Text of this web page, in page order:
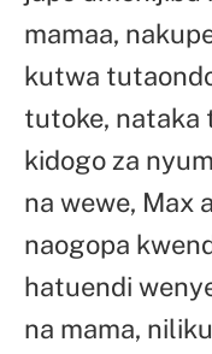
mamaa,
kutwa
tutoke, nataka
kidogo za
na wewe, Max
naogopa
hatuendi
na mama,